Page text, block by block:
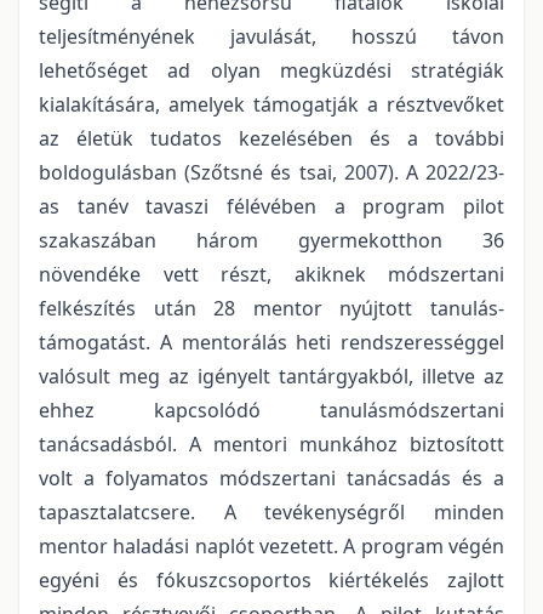
teljesítményének javulását, hosszú távon
lehetőséget ad olyan megküzdési stratégiák
kialakítására, amelyek támogatják a résztvevőket
az életük tudatos kezelésében és a további
boldogulásban (Szőtsné és tsai, 2007). A 2022/23-
as tanév tavaszi félévében a program pilot
szakaszában három gyermekotthon 36
növendéke vett részt, akiknek módszertani
felkészítés után 28 mentor nyújtott tanulás-
támogatást. A mentorálás heti rendszerességgel
valósult meg az igényelt tantárgyakból, illetve az
ehhez kapcsolódó tanulásmódszertani
tanácsadásból. A mentori munkához biztosított
volt a folyamatos módszertani tanácsadás és a
tapasztalatcsere. A tevékenységről minden
mentor haladási naplót vezetett. A program végén
egyéni és fókuszcsoportos kiértékelés zajlott